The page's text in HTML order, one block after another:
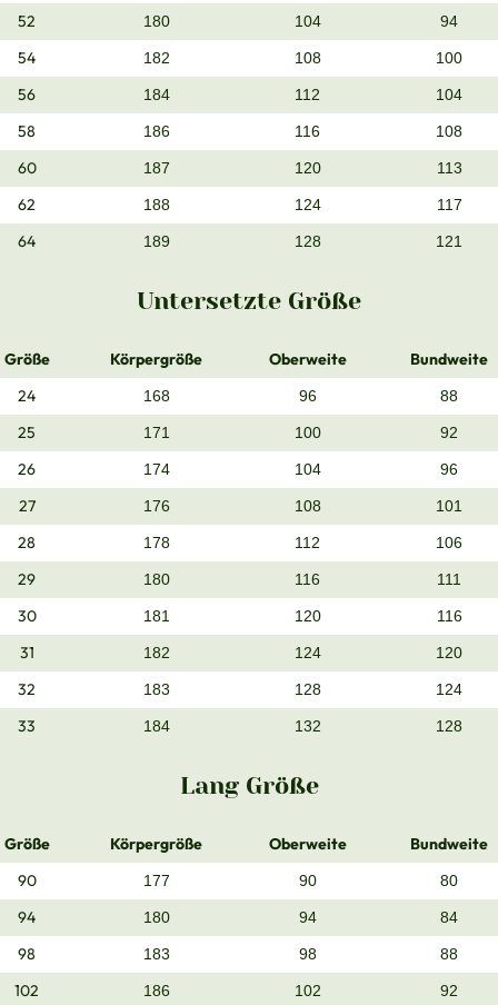
52 180 104 94
54 182 108 100
56 184 112 104
58 186 116 108
60 187 120 113
62 188 124 117
64 189 128 121
Untersetzte Größe
Größe Körpergröße Oberweite
Bundweite
24
168 96 88
25 171 100 92
26 174 104 96
27 176 108 101
28 178 112 106
29 180 116 111
30 181 120 116
31 182 124 120
32 183 128 124
33 184 132 128
Lang Größe
Größe Körpergröße Oberweite
Bundweite
90
177 90 80
94 180 94 84
98 183 98 88
102 186 102 92